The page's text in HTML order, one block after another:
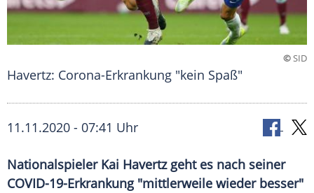
©SID
Havertz: Corona-Erkrankung "kein Spaß"
11.11.2020 - 07:41 Uhr
Nationalspieler Kai Havertz geht es nach seiner
COVID-19-Erkrankung "mittlerweile wieder besser"